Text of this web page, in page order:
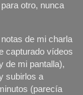
otro, nunca
de mi charla
capturado vídeos
de mi pantalla),
subirlos a
(parecía